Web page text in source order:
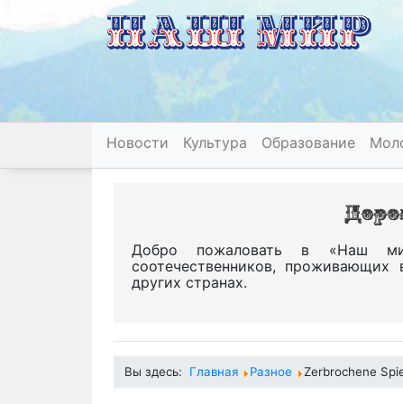
Новости Культура Образование
Добро пожаловать в «Наш
соотечественников,
других странах.
Вы здесь: Главная Разное Zerbrochene